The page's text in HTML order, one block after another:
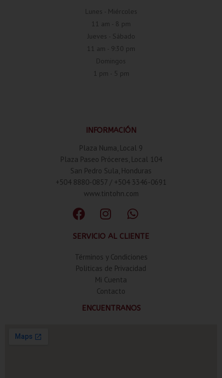
Lunes - Miércoles
11 am - 8 pm
Jueves - Sábado
11 am - 9:30 pm
Domingos
1 pm - 5 pm
INFORMACIÓN
Plaza Numa, Local 9
Plaza Paseo Próceres, Local 104
San Pedro Sula, Honduras
+504 8880-0857 / +504 3346-0691
www.tintohn.com
SERVICIO AL CLIENTE
Términos y Condiciones
Politicas de Privacidad
Mi Cuenta
Contacto
ENCUENTRANOS